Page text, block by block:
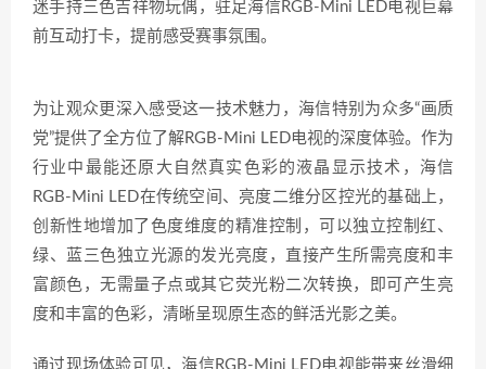
迷手持三色吉祥物玩偶，驻足海信RGB-Mini LED电视巨幕
前互动打卡，提前感受赛事氛围。
为让观众更深入感受这一技术魅力，海信特别为众多“画质
党”提供了全方位了解RGB-Mini LED电视的深度体验。作为
行业中最能还原大自然真实色彩的液晶显示技术，海信
RGB-Mini LED在传统空间、亮度二维分区控光的基础上，
创新性地增加了色度维度的精准控制，可以独立控制红、
绿、蓝三色独立光源的发光亮度，直接产生所需亮度和丰
富颜色，无需量子点或其它荧光粉二次转换，即可产生亮
度和丰富的色彩，清晰呈现原生态的鲜活光影之美。
通过现场体验可见，海信RGB-Mini LED电视能带来丝滑细